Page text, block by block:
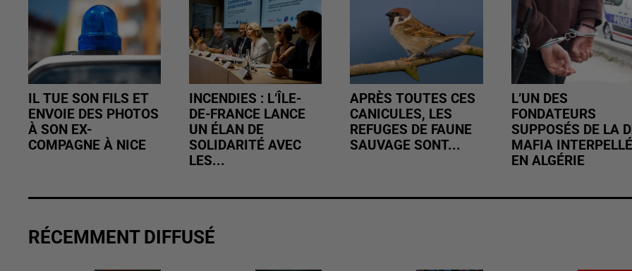
IL TUE SON FILS ET
ENVOIE DES PHOTOS
À SON EX-
COMPAGNE À NICE
INCENDIES : L’ÎLE-
DE-FRANCE LANCE
UN ÉLAN DE
SOLIDARITÉ AVEC
LES...
APRÈS TOUTES CES
CANICULES, LES
REFUGES DE FAUNE
SAUVAGE SONT...
L’UN DES
FONDATEURS
SUPPOSÉS DE LA
MAFIA INTERPELLÉ
EN ALGÉRIE
RÉCEMMENT DIFFUSÉ